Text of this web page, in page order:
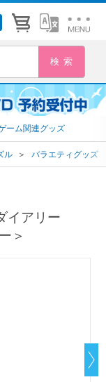
ーム関連グッズ
ル ＞ バラエティグッズ
イアリー
＞